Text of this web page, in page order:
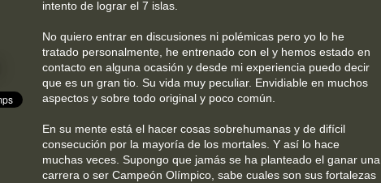
intento de lograr el 7 islas.
No quiero entrar en discusiones ni polémicas pero yo lo he
tratado personalmente, he entrenado con el y hemos estado en
contacto en alguna ocasión y desde mi experiencia puedo decir
que es un gran tio. Su vida muy peculiar. Envidiable en muchos
aspectos y sobre todo original y poco común.
En su mente está el hacer cosas sobrehumanas y de difícil
consecución por la mayoría de los mortales. Y así lo hace
muchas veces. Supongo que jamás se ha planteado el ganar una
carrera o ser Campeón Olímpico, sabe cuales son sus fortalezas